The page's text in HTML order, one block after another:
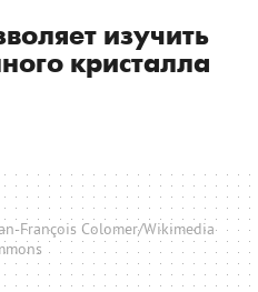
изучить
кристалла
François Colomer/Wikimedia